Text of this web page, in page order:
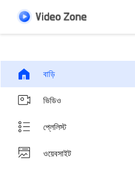
বাড়ি
ভিডিও
প্লেলিস্ট
ওয়েবসাইট